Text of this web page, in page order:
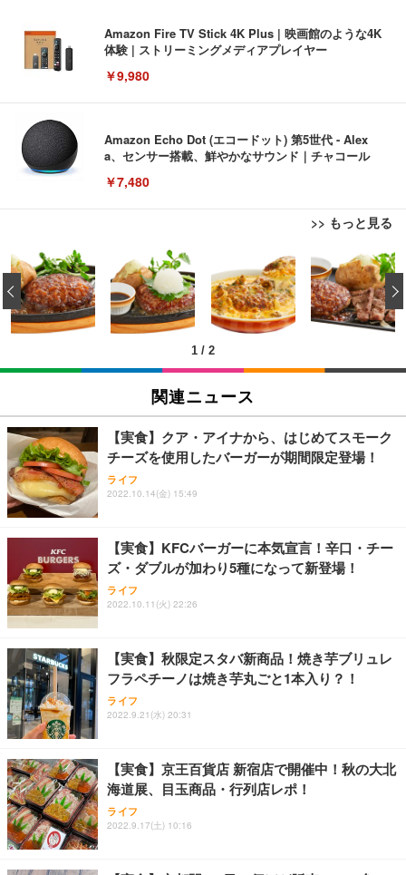
Amazon Fire TV Stick 4K Plus | 映画館のような4K
体験 | ストリーミングメディアプレイヤー
￥9,980
Amazon Echo Dot (エコードット) 第5世代 - Alex
a、センサー搭載、鮮やかなサウンド｜チャコール
￥7,480
>> もっと見る
[EdoErgo] オフィスチェア 椅子 テレワーク 疲れな
い 跳ね上げ式アームレスト コンパクト 約105度ロッ
キング pc 事務椅子 360度回転 座面昇降 強化ナイロ
ン樹脂ベース 通気性メッシュ 在宅ワーク H-WY01
(黒網+黒枠+黒足)
￥5,699
SIHOO B100 オフィスチェア／デスクチェア メッシ
ュチェア 人間工学 疲れない ブラック
￥27,999
Sezlife オフィスチェア デスクチェア 疲れない テレ
ワーク チェア 強化バックレスト 30度ロッキング機
能 人間工学 椅子 腰サポート 90度跳ね上げ式アーム
ョン PCチェア 通気性メッシュ ゲーミング/勉強/事
務用 おしゃれ パソコンチェア (ブラック)
Sezlife オフィスチェア デスクチェア 疲れない テレ
ワーク チェア 強化バックレスト 30度ロッキング機
能 人間工学 椅子 腰サポート 90度跳ね上げ式アーム
務用 おしゃれ パソコンチェア (ホワイト)
ANDWINT オフィスチェア デスクチェア 肘なし メ
ッシュ 通気性 ランバーサポート付き 腰サポート ガ
ス圧無段階昇降 360度回転 キャスター付き コンパク
EIZO ビジネス向けプレミアムモニター | FlexScan
EV3240X-WT | 31.5型4K UHD・USB Type-C・ホワ
イト
￥105,595
EIZO ビジネス向けプレミアムモニター | FlexScan
￥109,572
【純正品】27"ゲーミングモニター DualSense 充電
フック付き（CFI-ZDM1J）
【整備済み品】Dell E2724HS 27インチ 液晶モニタ
ー フルHD（1920×1080）VA 非光沢 HDMI/DisplayP
ort/VGA スピーカー内蔵 高さ調整 スイベル VESA対
【MiniLED/24.5inch/280Hz/FHD】GRAPHT THE S
HOOTER Gaming Monitor 24” Essential ゲーミン
グモニター QD 24.5インチ 1ms FHD 量子ドット 残
Amazonベーシック ペットシーツ 薄型 レギュラー 1
回使い捨て 無香料 ホワイト 300枚
￥3,373
Amazonベーシック ペットシーツ 厚型 ワイド 42枚
x2袋(84枚) ホワイト(吸収面:ライトブルー)
￥3,234
ネオ・ルーライフ ネオ・オムツ L 中型犬用 26枚入
り 単品
Smart Basic(スマートベーシック) 【Amazon.co.jp
限定】 Smart Basic アイリスオーヤマ ペットシーツ
超厚型 お徳用 ワイド 100枚入 (x 1) (ケース販売)
アイリスオーヤマ ペットシーツ 超厚型 お徳用 レギ
ュラー 200枚入【Amazon.co.jp限定】
1 / 2
‹
関連ニュース
【実食】クア・アイナから、はじめてスモーク
チーズを使用したバーガーが期間限定登場！
ライフ
2022.10.14(金) 15:49
【実食】KFCバーガーに本気宣言！辛口・チー
ズ・ダブルが加わり5種になって新登場！
ライフ
2022.10.11(火) 22:26
【実食】秋限定スタバ新商品！焼き芋ブリュレ
フラペチーノは焼き芋丸ごと1本入り？！
ライフ
2022.9.21(水) 20:31
【実食】京王百貨店 新宿店で開催中！秋の大北
海道展、目玉商品・行列店レポ！
ライフ
2022.9.17(土) 10:16